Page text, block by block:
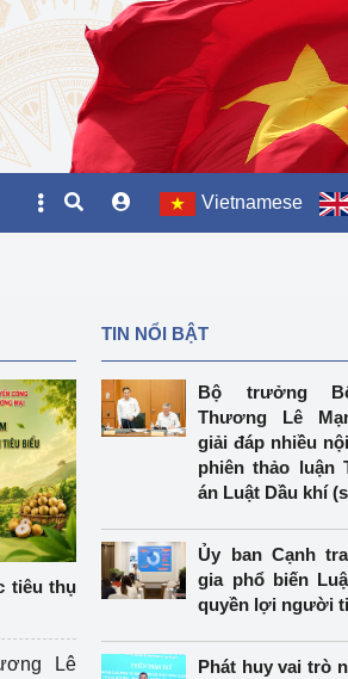
Vietnamese
tiêu thụ
Lê
TIN NỔI BẬT
Bộ trưởng
Thương Lê
giải đáp nhiều
phiên thảo luận
án Luật Dầu khí
Ủy ban Cạnh
gia phổ biến
quyền lợi người
Phát huy vai trò